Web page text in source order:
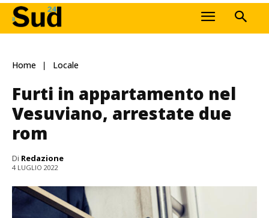
Home Locale
Furti in appartamento nel
Vesuviano, arrestate due
rom
Di Redazione
4 LUGLIO 2022